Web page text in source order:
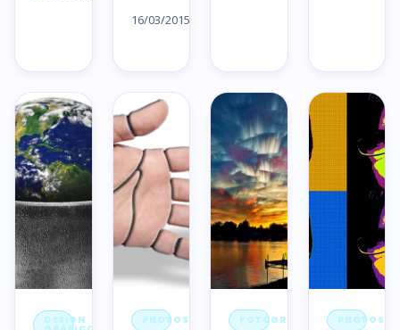
16/03/2015
DESIGN PHOTOSHOP FOTOGRAFIA